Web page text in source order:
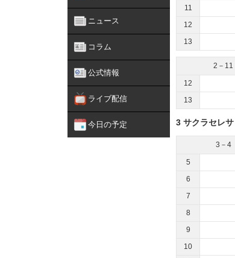
ニュース
コラム
公式情報
ライブ配信
今日の予定
11
12
13
2－11
12
13
3 サクラセレサ
3－4
5
6
7
8
9
10